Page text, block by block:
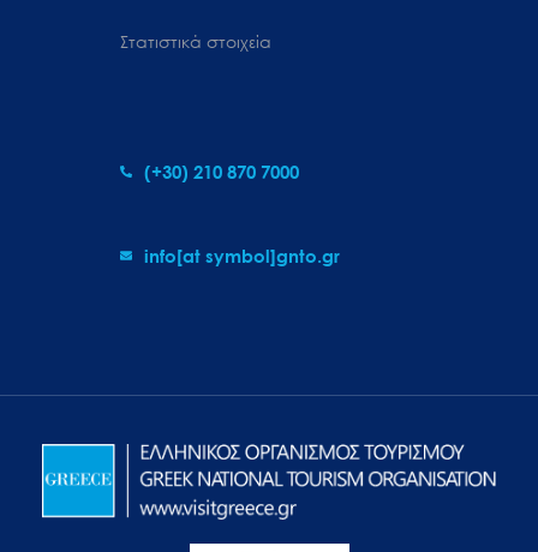
Στατιστικά στοιχεία
(+30) 210 870 7000
info[at symbol]gnto.gr